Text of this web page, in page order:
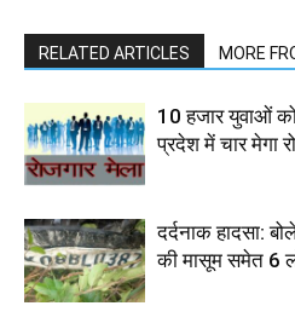
RELATED ARTICLES MORE
10 हजार युवाओं को
प्रदेश में चार मेगा
दर्दनाक हादसा:
की मासूम समेत 6